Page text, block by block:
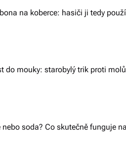
na koberce: hasiči ji tedy
do mouky: starobylý trik proti
nebo soda? Co skutečně funguje